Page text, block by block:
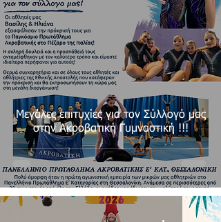
Μεγάλες επιτυχίες για τον Σύλλογό μας
στην Ακροβατική Γυμναστική !!!